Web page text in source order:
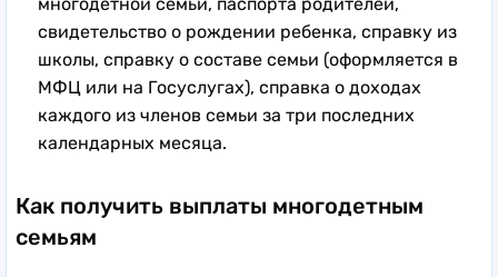
свидетельство о рождении ребенка, справку из
школы, справку о составе семьи (оформляется в
МФЦ или на Госуслугах), справка о доходах
каждого из членов семьи за три последних
календарных месяца.
Как получить выплаты многодетным
семьям